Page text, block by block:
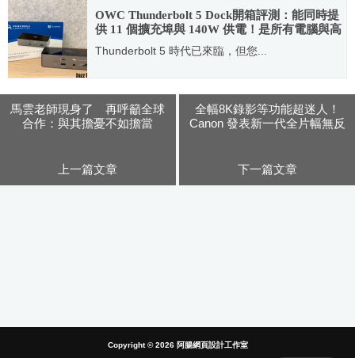
OWC Thunderbolt 5 Dock開箱評測：能同時提
供 11 個擴充埠與 140W 供電！是所有電腦與高
階平板的好幫手
Thunderbolt 5 時代已來臨，但您...
馬雲老師現身了 再呼籲全球
合作：與其擔憂不如擔當
上一篇文章
全幅8K錄影等功能超迷人！
Canon 發表新一代全片幅無反
下一篇文章
Copyright © 2026 阿腸網頁設計工作室